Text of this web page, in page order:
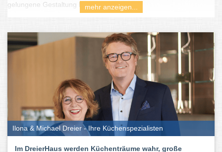
gelungene Gestaltung braucht.
eine Küche im Landhausstil, eine moderne Küche oder eine
bestimmte Marke – hier findet ihr die passenden Experten für
Welche Küchenarten gibt es?
Wenn ihr euch in einem Küchenstudio in München und
Umgebung beraten lasst, dann werdet ihr schnell feststellen, dass
es zwei große Unterschiede gibt: Die Modulküchen im
mehr anzeigen...
Ilona & Michael Dreier - Ihre Küchenspezialisten
Im DreierHaus werden Küchenträume wahr, große